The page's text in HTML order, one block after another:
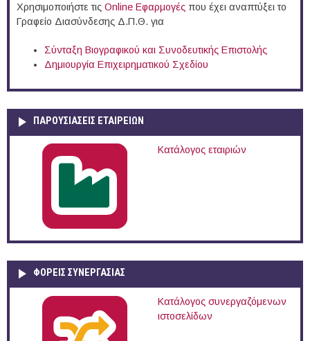
Χρησιμοποιήστε τις Online Eφαρμογές που έχει αναπτύξει το
Γραφείο Διασύνδεσης Δ.Π.Θ. για
Σύνταξη Βιογραφικού και Συνοδευτικής Επιστολής
Δημιουργία Επιχειρηματικού Σχεδίου
ΠΑΡΟΥΣΙΆΣΕΙΣ ΕΤΑΙΡΕΙΏΝ
Κατάλογος εταιριών
ΦΟΡΕΙΣ ΣΥΝΕΡΓΑΣΙΑΣ
Κατάλογος συνεργαζόμενων
ιστοσελίδων